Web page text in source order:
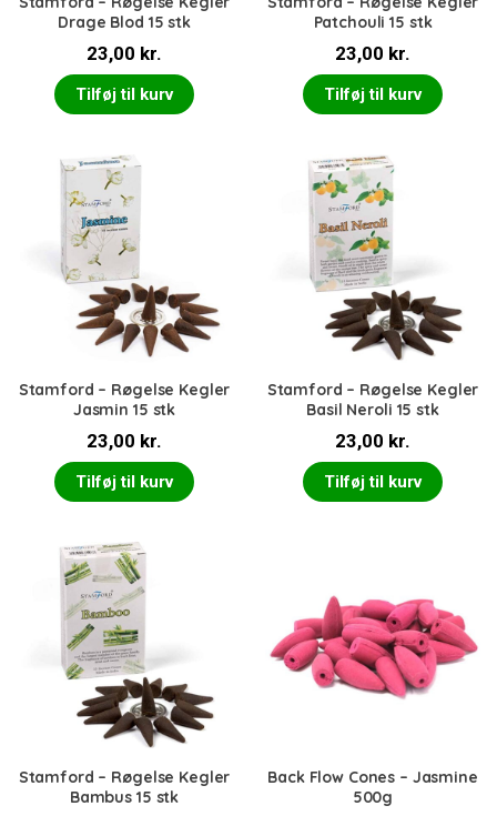
Drage Blod 15 stk
23,00 kr.
Tilføj til kurv
Patchouli 15 stk
23,00 kr.
Tilføj til kurv
Stamford – Røgelse Kegler
Jasmin 15 stk
23,00 kr.
Tilføj til kurv
Stamford – Røgelse Kegler
Basil Neroli 15 stk
23,00 kr.
Tilføj til kurv
Stamford – Røgelse Kegler
Bambus 15 stk
Back Flow Cones – Jasmine
500g